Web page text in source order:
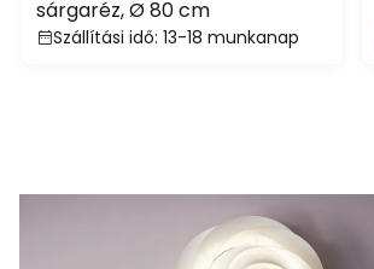
sárgaréz, Ø 80 cm
Szállítási idő: 13-18 munkanap